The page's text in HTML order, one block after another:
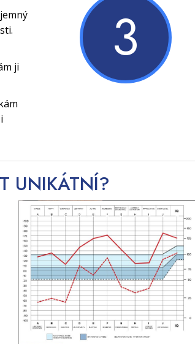
ji
3
UNIKÁTNÍ?